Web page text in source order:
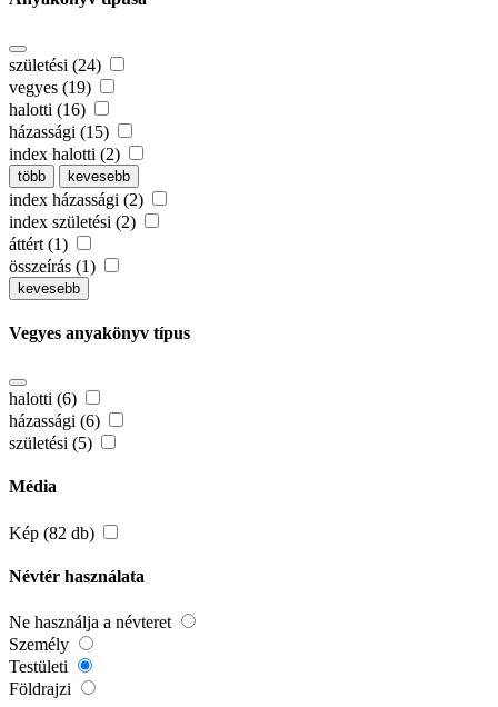
születési (24)
vegyes (19)
halotti (16)
házassági (15)
index halotti (2)
több kevesebb
index házassági (2)
index születési (2)
áttért (1)
összeírás (1)
kevesebb
Vegyes anyakönyv típus
halotti (6)
házassági (6)
születési (5)
Média
Kép (82 db)
Névtér használata
Ne használja a névteret
Személy
Testületi
Földrajzi